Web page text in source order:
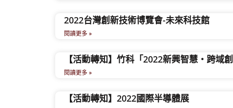
2022台灣創新技術博覽會-未來科技館
閱讀更多 »
【活動轉知】竹科「2022新興智慧‧跨域
閱讀更多 »
【活動轉知】2022國際半導體展